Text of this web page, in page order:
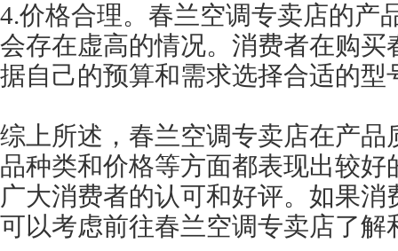
4.价格合理。春兰空调专卖店的产
会存在虚高的情况。消费者在购买
据自己的预算和需求选择合适的型
综上所述，春兰空调专卖店在产品
品种类和价格等方面都表现出较好
广大消费者的认可和好评。如果
可以考虑前往春兰空调专卖店了解